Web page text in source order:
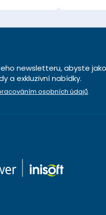
newsletteru, abyste
a exkluzivní nabídky.
osobních údajů.